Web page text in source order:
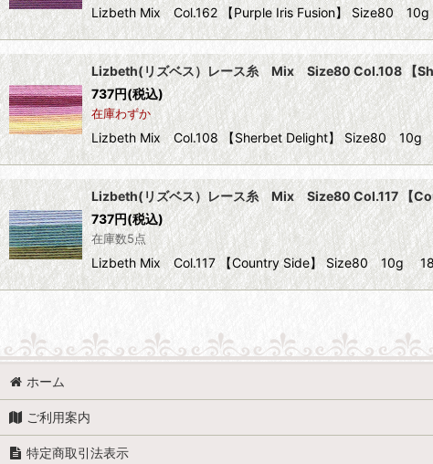
Lizbeth Mix Col.162 【Purple Iris Fusion】 Size80
Lizbeth(リズベス）レース糸 Mix Size80 Col.108 【
737円(税込)
在庫わずか
Lizbeth Mix Col.108 【Sherbet Delight】 Size80
Lizbeth(リズベス）レース糸 Mix Size80 Col.117 【
737円(税込)
在庫数5点
Lizbeth Mix Col.117 【Country Side】 Size80 10g
ホーム
ご利用案内
特定商取引法表示